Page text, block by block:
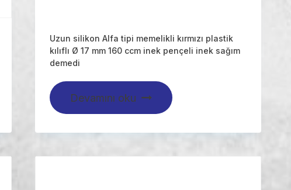
Uzun silikon Alfa tipi memelikli kırmızı plastik
kılıflı Ø 17 mm 160 ccm inek pençeli inek sağım
demedi
Devamını oku